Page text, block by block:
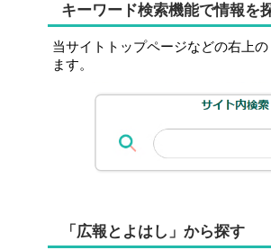
キーワード検索機能で情報を
当サイトトップページなどの右上
ます。
「広報とよはし」から探す